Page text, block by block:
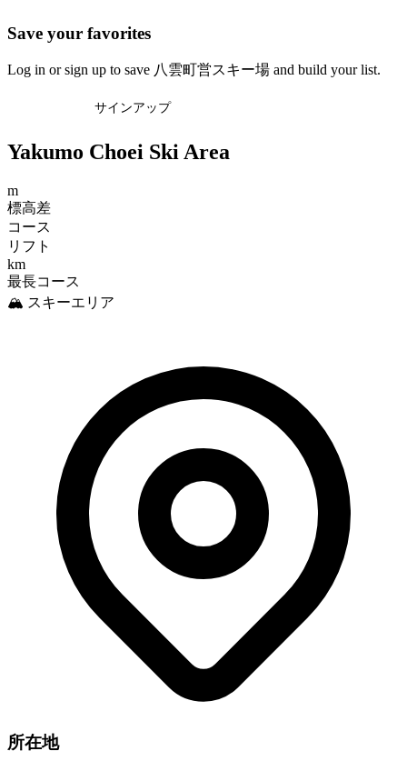
Save your favorites
Log in or sign up to save 八雲町営スキー場 and build your list.
サインアップ
Yakumo Choei Ski Area
m
標高差
コース
リフト
km
最長コース
🏔️ スキーエリア
所在地